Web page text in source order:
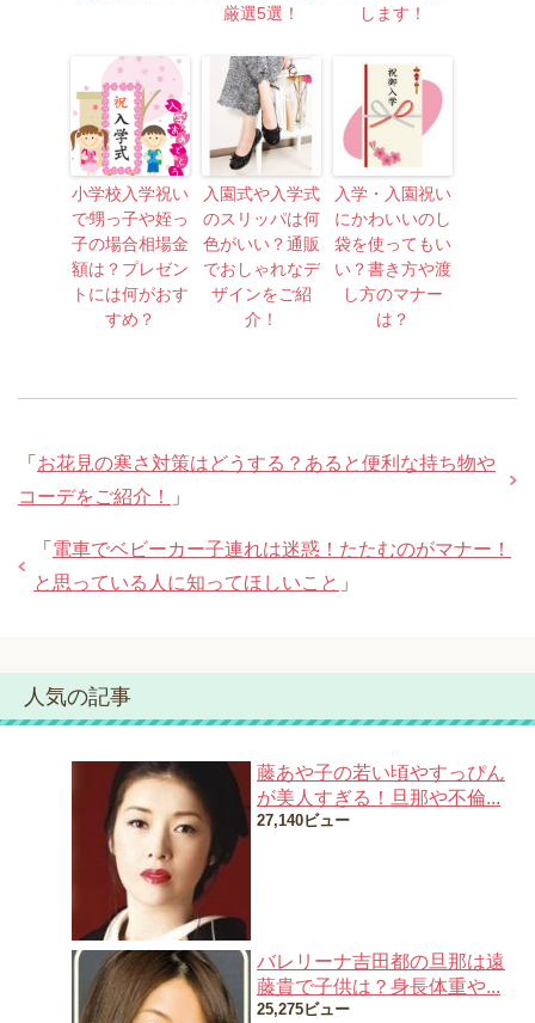
厳選5選！
します！
小学校入学祝い
で甥っ子や姪っ
子の場合相場金
額は？プレゼン
トには何がおす
すめ？
入園式や入学式
のスリッパは何
色がいい？通販
でおしゃれなデ
ザインをご紹
介！
入学・入園祝い
にかわいいのし
袋を使ってもい
い？書き方や渡
し方のマナー
は？
「 お花見の寒さ対策はどうする？あると便利な持ち物や
コーデをご紹介！
」
「 電車でベビーカー子連れは迷惑！たたむのがマナー！
と思っている人に知ってほしいこと 」
人気の記事
藤あや子の若い頃やすっぴん
が美人すぎる！旦那や不倫...
27,140ビュー
バレリーナ吉田都の旦那は遠
藤貴で子供は？身長体重や...
25,275ビュー